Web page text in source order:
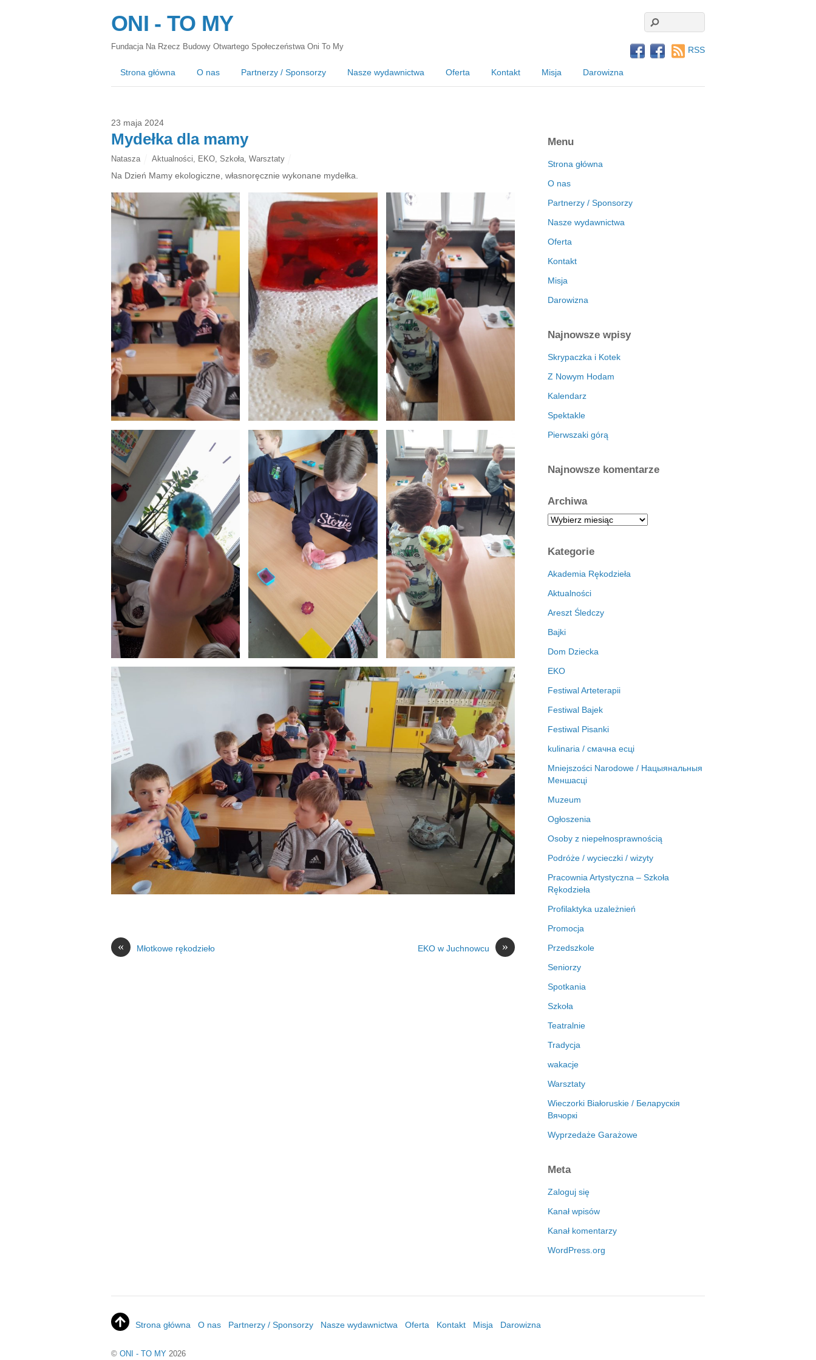
ONI - TO MY
Fundacja Na Rzecz Budowy Otwartego Społeczeństwa Oni To My
Strona główna O nas Partnerzy / Sponsorzy Nasze wydawnictwa Oferta Kontakt Misja Darowizna
RSS
23 maja 2024
Mydełka dla mamy
Natasza Aktualności EKO, Szkoła, Warsztaty
Na Dzień Mamy ekologiczne, własnoręcznie wykonane mydełka.
« Młotkowe rękodzieło »
EKO w Juchnowcu
Menu
Strona główna
O nas
Partnerzy / Sponsorzy
Nasze wydawnictwa
Oferta
Kontakt
Misja
Darowizna
Najnowsze wpisy
Skrypaczka i Kotek
Z Nowym Hodam
Kalendarz
Spektakle
Pierwszaki górą
Najnowsze komentarze
Archiwa
A
h
i
a
Kategorie
Akademia Rękodzieła
Aktualności
Areszt Śledczy
Bajki
Dom Dziecka
EKO
Festiwal Arteterapii
Festiwal Bajek
Festiwal Pisanki
kulinaria / смачна есці
Mniejszości Narodowe / Нацыянальныя
Меншасці
Muzeum
Ogłoszenia
Osoby z niepełnosprawnością
Podróże / wycieczki / wizyty
Pracownia Artystyczna – Szkoła
Rękodzieła
Profilaktyka uzależnień
Promocja
Przedszkole
Seniorzy
Spotkania
Szkoła
Teatralnie
Tradycja
wakacje
Warsztaty
Wieczorki Białoruskie / Беларускія
Вячоркі
Wyprzedaże Garażowe
Meta
Zaloguj się
Kanał wpisów
Kanał komentarzy
WordPress.org
Strona główna O nas Partnerzy / Sponsorzy Nasze wydawnictwa Oferta Kontakt Misja Darowizna
© ONI - TO MY 2026